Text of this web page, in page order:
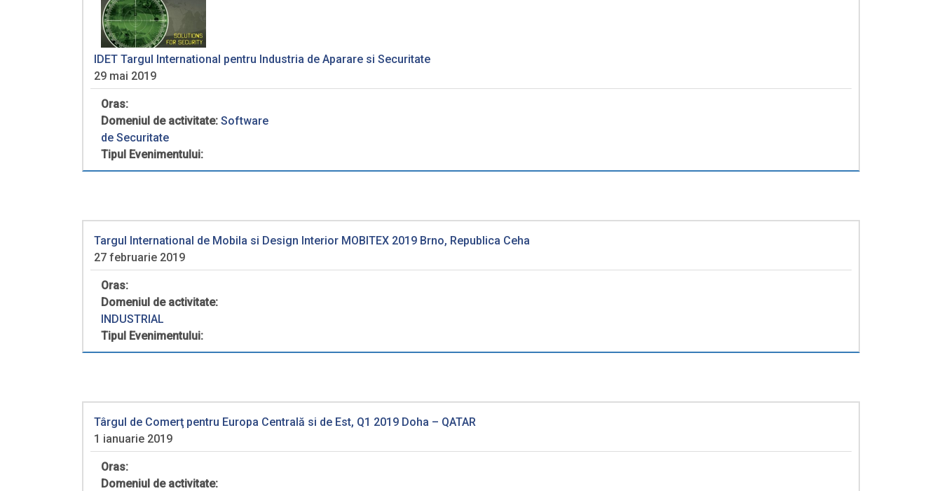
IDET Targul International pentru Industria de Aparare si Securitate
29 mai 2019
Oras:
Domeniul de activitate: Software
de Securitate
Tipul Evenimentului:
Targul International de Mobila si Design Interior MOBITEX 2019 Brno, Republica Ceha
27 februarie 2019
Oras:
Domeniul de activitate:
INDUSTRIAL
Tipul Evenimentului:
Târgul de Comerţ pentru Europa Centrală si de Est, Q1 2019 Doha – QATAR
1 ianuarie 2019
Oras:
Domeniul de activitate: